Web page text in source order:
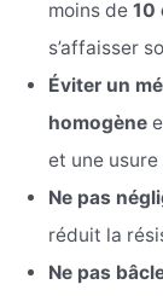
moins de 10
s’affaisser
Éviter un
homogène
et une
Ne pas
réduit la
Ne pas